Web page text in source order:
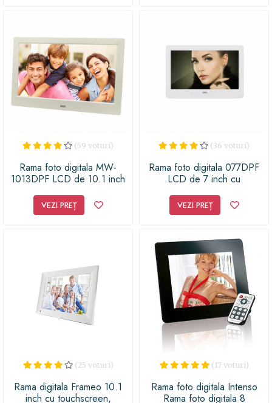
(59 voturi)
Rama foto digitala MW-
1013DPF LCD de 10.1 inch
VEZI PREȚ
(36 voturi)
Rama foto digitala 077DPF
LCD de 7 inch cu
VEZI PREȚ
(25 voturi)
Rama digitala Frameo 10.1
inch cu touchscreen,
(17 voturi)
Rama foto digitala Intenso
Rama foto digitala 8